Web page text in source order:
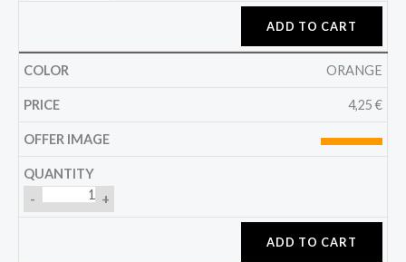
ADD TO CART
ORANGE
4,25€
- +
ADD TO CART